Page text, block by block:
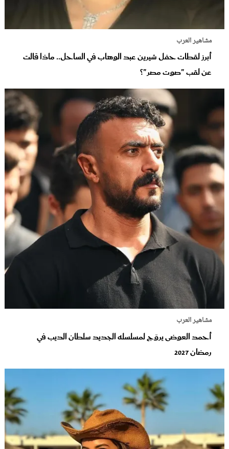
مشاهير العرب
أبرز لقطات حفل شيرين عبد الوهاب في الساحل.. ماذا قالت
عن لقب "صوت مصر"؟
مشاهير العرب
أحمد العوضى يروّج لمسلسله الجديد سلطان الديب في
رمضان 2027